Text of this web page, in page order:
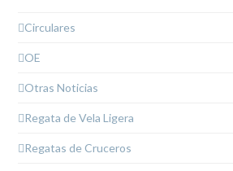
Circulares
OE
Otras Noticias
Regata de Vela Ligera
Regatas de Cruceros